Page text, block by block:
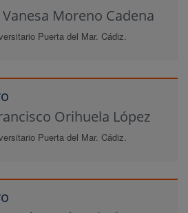
Vanesa Moreno Cadena
Puerta del Mar. Cádiz.
Orihuela López
Puerta del Mar. Cádiz.